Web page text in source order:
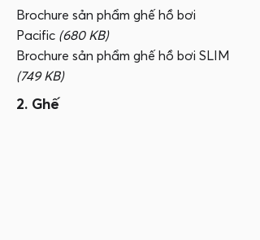
Brochure sản phẩm ghế hồ bơi
Pacific (680 KB)
Brochure sản phẩm ghế hồ bơi SLIM
(749 KB)
2. Ghế